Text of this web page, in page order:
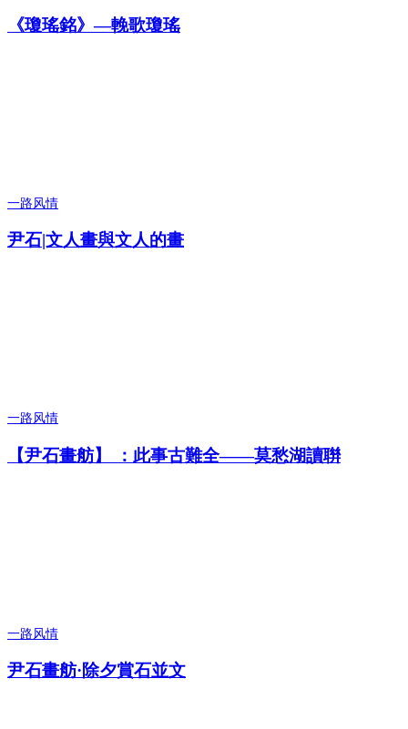
《瓊瑤銘》—輓歌瓊瑤
一路风情
尹石|文人畫與文人的畫
一路风情
【尹石畫舫】 ：此事古難全——莫愁湖讀聨
一路风情
尹石畫舫·除夕賞石並文